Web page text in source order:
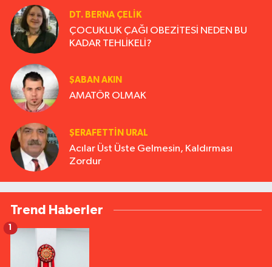
DT. BERNA ÇELIK
ÇOCUKLUK ÇAĞI OBEZİTESİ NEDEN BU
KADAR TEHLİKELİ?
ŞABAN AKIN
AMATÖR OLMAK
ŞERAFETTIN URAL
Acılar Üst Üste Gelmesin, Kaldırması
Zordur
Trend Haberler
1